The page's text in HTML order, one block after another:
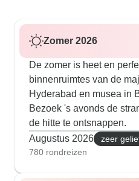
Zomer 2026
De zomer is heet en
binnenruimtes van de
Hyderabad en musea in
Bezoek 's avonds de
de hitte te ontsnappen.
Augustus 2026
zeer
780 rondreizen